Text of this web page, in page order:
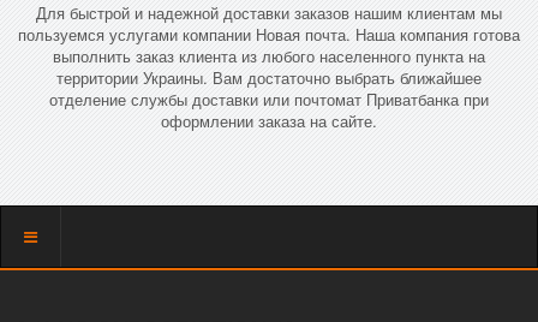
Для быстрой и надежной доставки заказов нашим клиентам мы
пользуемся услугами компании Новая почта. Наша компания готова
выполнить заказ клиента из любого населенного пункта на
территории Украины. Вам достаточно выбрать ближайшее
отделение службы доставки или почтомат Приватбанка при
оформлении заказа на сайте.
Показать